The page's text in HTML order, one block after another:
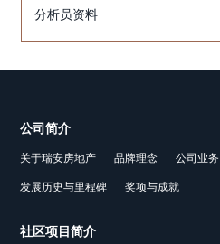
分析员资料
公司简介
关于瑞安房地产 品牌理念 公司业务
发展历史与里程碑 奖项与成就
社区项目简介